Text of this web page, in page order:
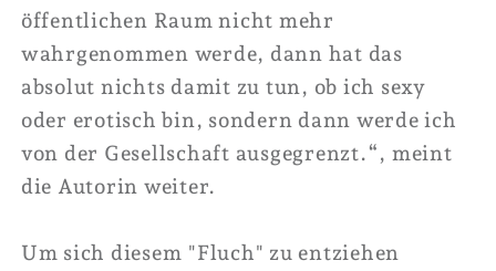
öffentlichen Raum nicht mehr
wahrgenommen werde, dann hat das
absolut nichts damit zu tun, ob ich sexy
oder erotisch bin, sondern dann werde ich
von der Gesellschaft ausgegrenzt.“, meint
die Autorin weiter.
Um sich diesem "Fluch" zu entziehen